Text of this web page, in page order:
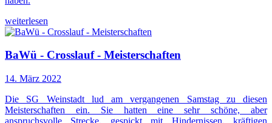
weiterlesen
BaWü - Crosslauf - Meisterschaften
14. März 2022
Die SG Weinstadt lud am vergangenen Samstag zu diesen
Meisterschaften ein. Sie hatten eine sehr schöne, aber
anspruchsvolle Strecke, gespickt mit Hindernissen, kräftigen